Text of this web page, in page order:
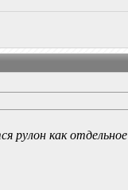
рулон как